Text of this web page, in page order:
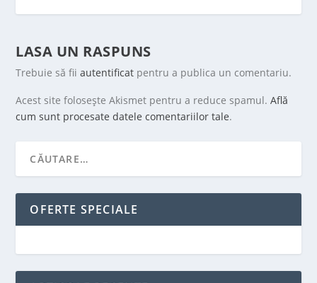
LASA UN RASPUNS
Trebuie să fiiautentificat pentru a publica un comentariu.
Acest site folosește Akismet pentru a reduce spamul.Află
cum sunt procesate datele comentariilor tale.
OFERTE SPECIALE